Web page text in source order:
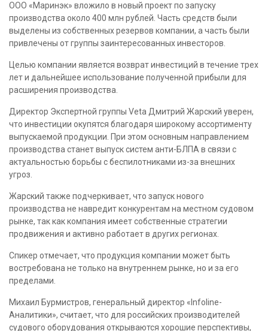
ООО «Маринэк» вложило в новый проект по запуску
производства около 400 млн рублей. Часть средств были
выделены из собственных резервов компании, а часть были
привлечены от группы заинтересованных инвесторов.
Целью компании является возврат инвестиций в течение трех
лет и дальнейшее использование полученной прибыли для
расширения производства.
Директор Экспертной группы Veta Дмитрий Жарский уверен,
что инвестиции окупятся благодаря широкому ассортименту
выпускаемой продукции. При этом основным направлением
производства станет выпуск систем анти-БЛПА в связи с
актуальностью борьбы с беспилотниками из-за внешних
угроз.
Жарский также подчеркивает, что запуск нового
производства не навредит конкурентам на местном судовом
рынке, так как компания имеет собственные стратегии
продвижения и активно работает в других регионах.
Спикер отмечает, что продукция компании может быть
востребована не только на внутреннем рынке, но и за его
пределами.
Михаил Бурмистров, генеральный директор «Infoline-
Аналитики», считает, что для российских производителей
судового оборудования открываются хорошие перспективы,